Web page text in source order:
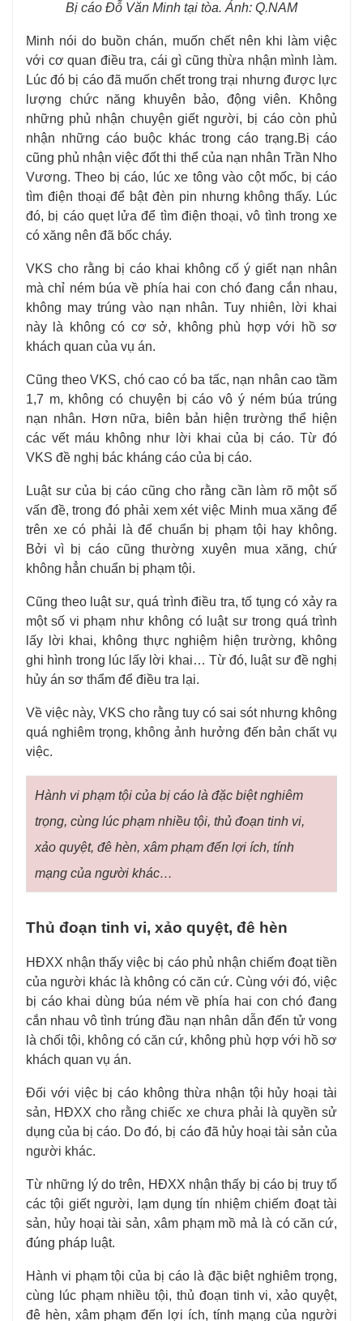
Bị cáo Đỗ Văn Minh tại tòa. Ảnh: Q.NAM
Minh nói do buồn chán, muốn chết nên khi làm việc
với cơ quan điều tra, cái gì cũng thừa nhận mình làm.
Lúc đó bị cáo đã muốn chết trong trại nhưng được lực
lượng chức năng khuyên bảo, động viên. Không
những phủ nhận chuyện giết người, bị cáo còn phủ
nhận những cáo buộc khác trong cáo trạng.Bị cáo
cũng phủ nhận việc đốt thi thể của nạn nhân Trần Nho
Vương. Theo bị cáo, lúc xe tông vào cột mốc, bị cáo
tìm điện thoại để bật đèn pin nhưng không thấy. Lúc
đó, bị cáo quẹt lửa để tìm điện thoại, vô tình trong xe
có xăng nên đã bốc cháy.
VKS cho rằng bị cáo khai không cố ý giết nạn nhân
mà chỉ ném búa về phía hai con chó đang cắn nhau,
không may trúng vào nạn nhân. Tuy nhiên, lời khai
này là không có cơ sở, không phù hợp với hồ sơ
khách quan của vụ án.
Cũng theo VKS, chó cao có ba tấc, nạn nhân cao tầm
1,7 m, không có chuyện bị cáo vô ý ném búa trúng
nạn nhân. Hơn nữa, biên bản hiện trường thể hiện
các vết máu không như lời khai của bị cáo. Từ đó
VKS đề nghị bác kháng cáo của bị cáo.
Luật sư của bị cáo cũng cho rằng cần làm rõ một số
vấn đề, trong đó phải xem xét việc Minh mua xăng để
trên xe có phải là để chuẩn bị phạm tội hay không.
Bởi vì bị cáo cũng thường xuyên mua xăng, chứ
không hẳn chuẩn bị phạm tội.
Cũng theo luật sư, quá trình điều tra, tố tụng có xảy ra
một số vi phạm như không có luật sư trong quá trình
lấy lời khai, không thực nghiệm hiện trường, không
ghi hình trong lúc lấy lời khai… Từ đó, luật sư đề nghị
hủy án sơ thẩm để điều tra lại.
Về việc này, VKS cho rằng tuy có sai sót nhưng không
quá nghiêm trọng, không ảnh hưởng đến bản chất vụ
việc.
Hành vi phạm tội của bị cáo là đặc biệt nghiêm
trọng, cùng lúc phạm nhiều tội, thủ đoạn tinh vi,
xảo quyệt, đê hèn, xâm phạm đến lợi ích, tính
mạng của người khác…
Thủ đoạn tinh vi, xảo quyệt, đê hèn
HĐXX nhận thấy việc bị cáo phủ nhận chiếm đoạt tiền
của người khác là không có căn cứ. Cùng với đó, việc
bị cáo khai dùng búa ném về phía hai con chó đang
cắn nhau vô tình trúng đầu nạn nhân dẫn đến tử vong
là chối tội, không có căn cứ, không phù hợp với hồ sơ
khách quan vụ án.
Đối với việc bị cáo không thừa nhận tội hủy hoại tài
sản, HĐXX cho rằng chiếc xe chưa phải là quyền sử
dụng của bị cáo. Do đó, bị cáo đã hủy hoại tài sản của
người khác.
Từ những lý do trên, HĐXX nhận thấy bị cáo bị truy tố
các tội giết người, lạm dụng tín nhiệm chiếm đoạt tài
sản, hủy hoại tài sản, xâm phạm mồ mả là có căn cứ,
đúng pháp luật.
Hành vi phạm tội của bị cáo là đặc biệt nghiêm trọng,
cùng lúc phạm nhiều tội, thủ đoạn tinh vi, xảo quyệt,
đê hèn, xâm phạm đến lợi ích, tính mạng của người